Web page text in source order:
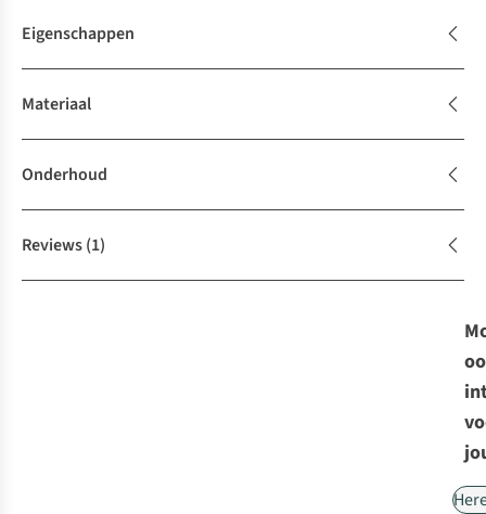
Eigenschappen
Materiaal
Onderhoud
Reviews(1)